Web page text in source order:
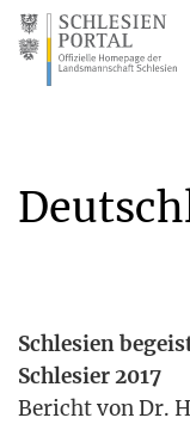
Schle­si­en
Schle­si­er 2017
Bericht von Dr.